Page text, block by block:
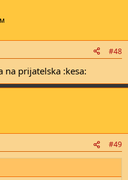
#48
na prijatelska :kesa:
#49